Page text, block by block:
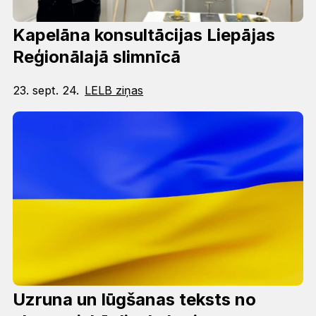
Kapelāna konsultācijas Liepājas
Reģionālajā slimnīcā
23. sept. 24. LELB ziņas
Uzruna un lūgšanas teksts no